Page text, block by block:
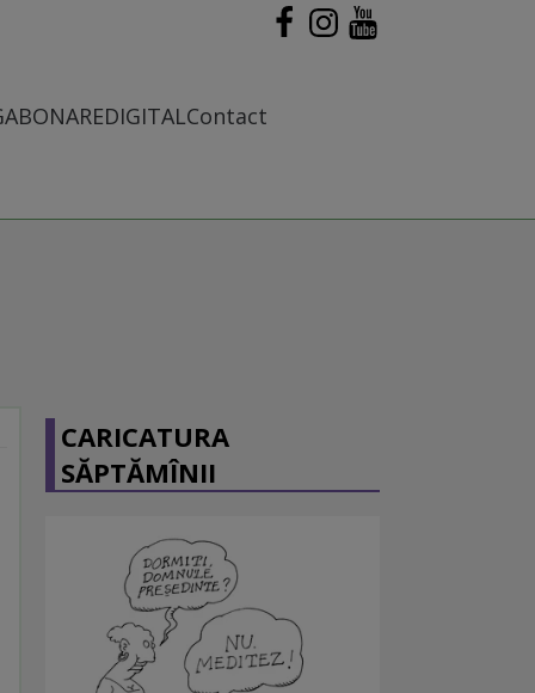
ABONAREDIGITALContact
CARICATURA
SĂPTĂMÎNII